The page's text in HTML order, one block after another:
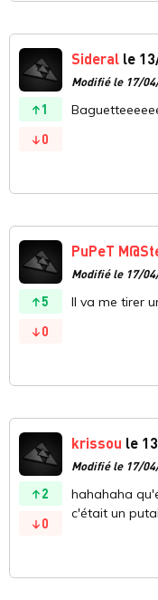
1
0
Sideral le
Modifié le 17/
5
0
PuPeT
Modifié le 17/
Il va me tirer
2
0
krissou le
Modifié le 17/
hahahaha
c'était un